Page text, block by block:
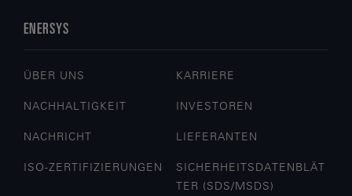
ENERSYS
ÜBER UNS KARRIERE
NACHHALTIGKEIT INVESTOREN
NACHRICHT LIEFERANTEN
ISO-ZERTIFIZIERUNGEN
SICHERHEITSDATENBLÄT
TER (SDS/MSDS)